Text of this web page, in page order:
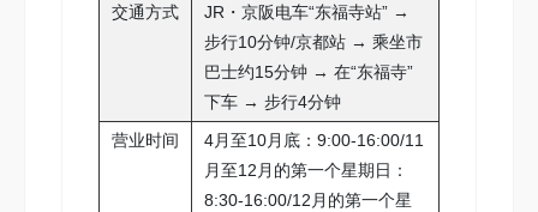
交通方式
JR・京阪电车“东福寺站” →
步行10分钟/京都站 → 乘坐市
巴士约15分钟 → 在“东福寺”
下车 → 步行4分钟
营业时间
4月至10月底：9:00-16:00/11
月至12月的第一个星期日：
8:30-16:00/12月的第一个星